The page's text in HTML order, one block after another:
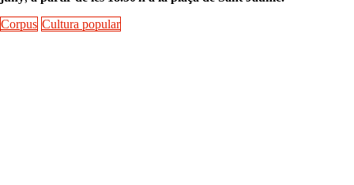
Corpus Cultura popular